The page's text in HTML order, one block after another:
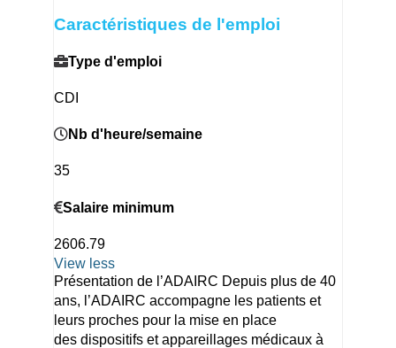
Caractéristiques de l'emploi
Type d'emploi
CDI
Nb d'heure/semaine
35
Salaire minimum
2606.79
View less
Présentation de l’ADAIRC Depuis plus de 40
ans, l’ADAIRC accompagne les patients et
leurs proches pour la mise en place
des dispositifs et appareillages médicaux à